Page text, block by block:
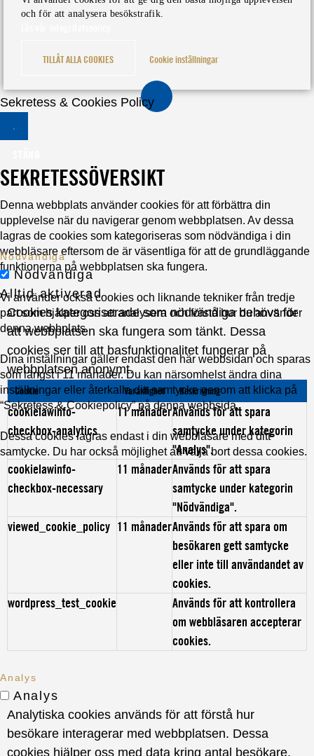
och för att analysera besökstrafik.
TILLÅT ALLA COOKIES Cookie inställningar
Sekretess & Cookies Policy
SEKRETESSÖVERSIKT
Denna webbplats använder cookies för att förbättra din
upplevelse när du navigerar genom webbplatsen. Av dessa
lagras de cookies som kategoriseras som nödvändiga i din
webbläsare eftersom de är väsentliga för att de grundläggande
funktionerna på webbplatsen ska fungera.
Vi använder också cookies och liknande tekniker från tredje
part som hjälper oss att analysera och förstå hur du använder
denna webbplats.
Dina inställningar gäller endast den här webbsidan och sparas
som längst i 11 månader. Du kan närsomhelst ändra dina
inställningar eller återkalla ditt samtycke genom att klicka på
“Sekretess & Cookiepolicy” på denna webbsida.
Dessa cookies lagras endast i din webbläsare med ditt
samtycke. Du har också möjlighet att välja bort dessa cookies.
Nödvändiga
Nödvändiga
Alltid aktiverad
Cookies kategoriserade som nödvändiga behövs för
att webbplatsen ska fungera som tänkt. Dessa
cookies ser till att basfunktionalitet fungerar på
webbplatsen anonymt.
Cookie Varaktighet Beskrivning
cookielawinfo-
checkbox-analytics
11 månaderAnvänds för att spara
samtycke under kategorin
"Analys".
cookielawinfo-
checkbox-necessary
11 månaderAnvänds för att spara
samtycke under kategorin
"Nödvändiga".
viewed_cookie_policy 11 månaderAnvänds för att spara om
besökaren gett samtycke
eller inte till användandet av
cookies.
wordpress_test_cookie
Används för att kontrollera
om webbläsaren accepterar
cookies.
Analys
Analys
Analytiska cookies används för att förstå hur
besökare interagerar med webbplatsen. Dessa
cookies hjälper oss med data kring antal besökare,